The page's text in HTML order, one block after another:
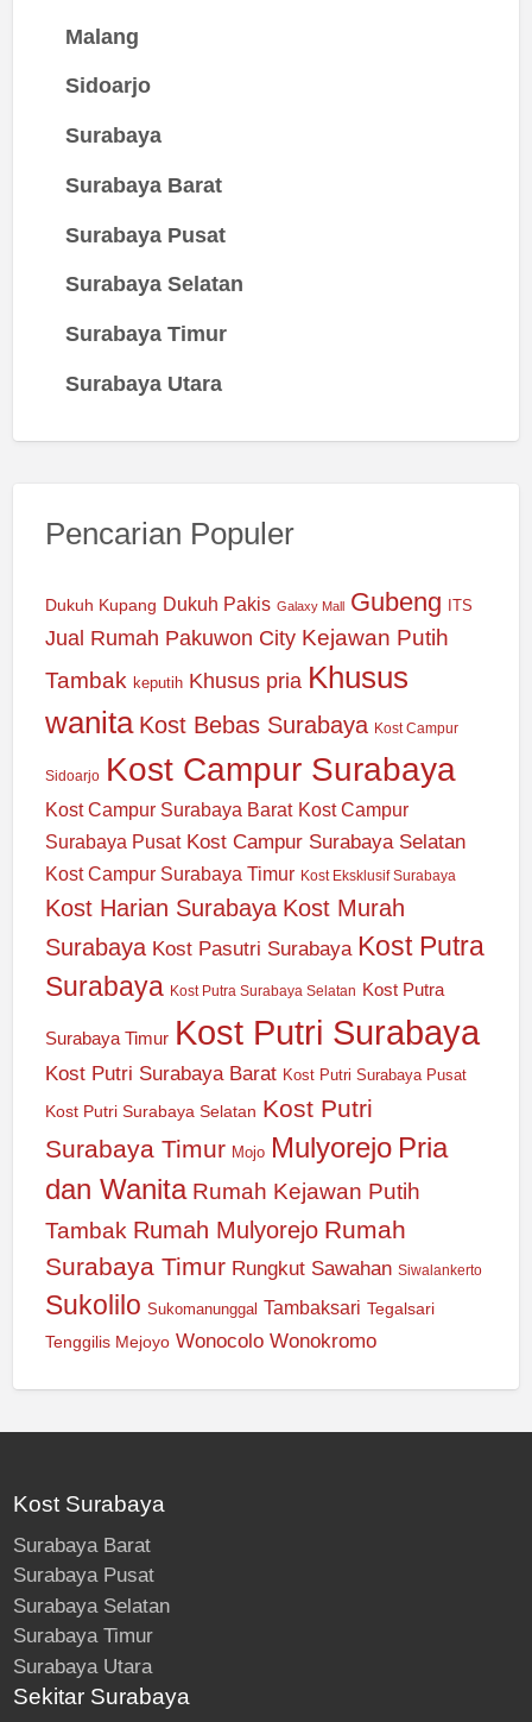
Malang
Sidoarjo
Surabaya
Surabaya Barat
Surabaya Pusat
Surabaya Selatan
Surabaya Timur
Surabaya Utara
Pencarian Populer
Dukuh Kupang Dukuh Pakis Galaxy Mall Gubeng ITS
Jual Rumah Pakuwon City Kejawan Putih
Tambak keputih Khusus pria Khusus
wanita Kost Bebas Surabaya Kost Campur
Sidoarjo Kost Campur Surabaya
Kost Campur Surabaya Barat Kost Campur
Surabaya Pusat Kost Campur Surabaya Selatan
Kost Campur Surabaya Timur Kost Eksklusif Surabaya
Kost Harian Surabaya Kost Murah
Surabaya Kost Pasutri Surabaya Kost Putra
Surabaya Kost Putra Surabaya Selatan Kost Putra
Surabaya Timur Kost Putri Surabaya
Kost Putri Surabaya Barat Kost Putri Surabaya Pusat
Kost Putri Surabaya Selatan Kost Putri
Surabaya Timur Mojo Mulyorejo Pria
dan Wanita Rumah Kejawan Putih
Tambak Rumah Mulyorejo Rumah
Surabaya Timur Rungkut Sawahan Siwalankerto
Sukolilo Sukomanunggal Tambaksari Tegalsari
Tenggilis Mejoyo Wonocolo Wonokromo
Kost Surabaya
Surabaya Barat
Surabaya Pusat
Surabaya Selatan
Surabaya Timur
Surabaya Utara
Sekitar Surabaya